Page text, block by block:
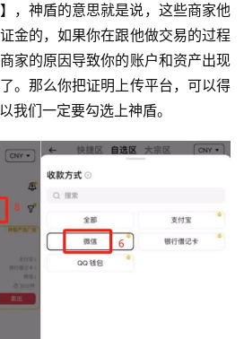
，神盾的意思就是说，这些商家他
金的，如果你在跟他做交易的过程
家的原因导致你的账户和资产出现
。那么你把证明上传平台，可以得
我们一定要勾选上神盾。